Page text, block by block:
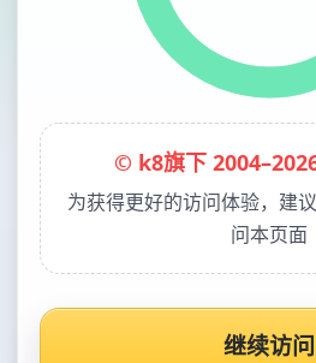
© k8旗下
为获得更好的访问体验，建
问本页面
继续访问